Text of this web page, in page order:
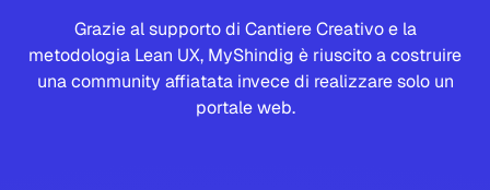
Grazie al supporto di Cantiere Creativo e la
metodologia Lean UX, MyShindig è riuscito a costruire
una community affiatata invece di realizzare solo un
portale web.